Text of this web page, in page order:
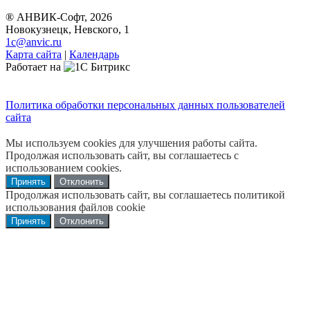
® АНВИК-Софт, 2026
Новокузнецк, Невского, 1
1c@anvic.ru
Карта сайта | Календарь
Работает на
Политика обработки персональных данных пользователей
сайта
Мы используем cookies для улучшения работы сайта.
Продолжая использовать сайт, вы соглашаетесь с
использованием cookies.
Принять Отклонить
Продолжая использовать сайт, вы соглашаетесь политикой
использования файлов cookie
Принять Отклонить